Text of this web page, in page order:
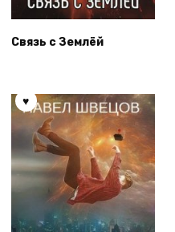
Связь с Землёй